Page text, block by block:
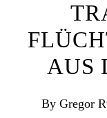
AUS
By Gregor